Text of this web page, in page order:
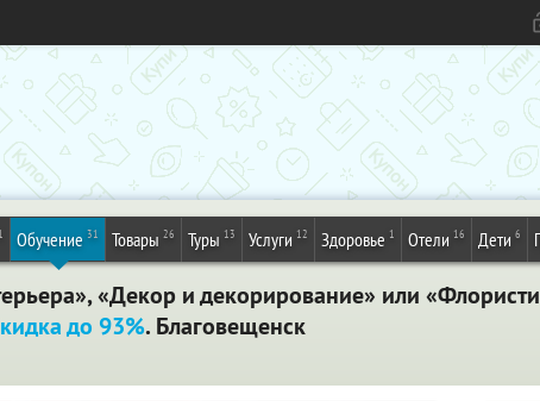
1 Обучение 31 Товары 26 Туры 13 Услуги 12 Здоровье 1 Отели 16 Дети 6
«Декор и декорирование» или
до 93%. Благовещенск